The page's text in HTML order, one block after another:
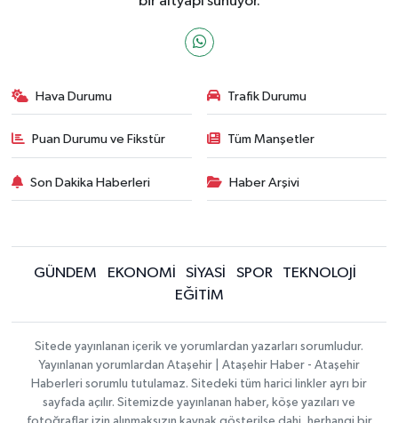
Hava Durumu Trafik Durumu
Puan Durumu ve Fikstür Tüm Manşetler
Son Dakika Haberleri Haber Arşivi
GÜNDEM EKONOMİ SİYASİ SPOR
TEKNOLOJİ
EĞİTİM
Sitede yayınlanan içerik ve yorumlardan yazarları sorumludur.
Yayınlanan yorumlardan Ataşehir | Ataşehir Haber - Ataşehir
Haberleri sorumlu tutulamaz. Sitedeki tüm harici linkler ayrı bir
sayfada açılır. Sitemizde yayınlanan haber, köşe yazıları ve